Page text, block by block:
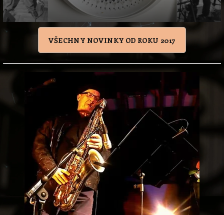
VŠECHNY NOVINKY OD ROKU 2017